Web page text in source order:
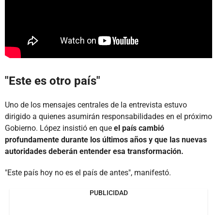
"Este es otro país"
Uno de los mensajes centrales de la entrevista estuvo
dirigido a quienes asumirán responsabilidades en el próximo
Gobierno. López insistió en que el país cambió
profundamente durante los últimos años y que las nuevas
autoridades deberán entender esa transformación.
"Este país hoy no es el país de antes", manifestó.
PUBLICIDAD